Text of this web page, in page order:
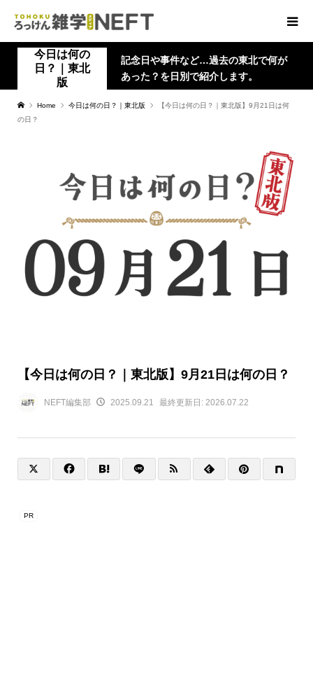
今日は何の
日？｜東北
版
記念日や事件など…過去の東北で何が
あった？を日別で紹介します。
Home 今日は何の日？｜東北版
【今日は何の日？｜東北版】9月21日は何
の日？
【今日は何の日？｜東北版】9月21日は何の日？
NEFT編集部 2025.09.21 最終更新日: 2026.07.22